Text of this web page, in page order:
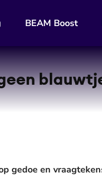
BEAM Boost
gedoe en